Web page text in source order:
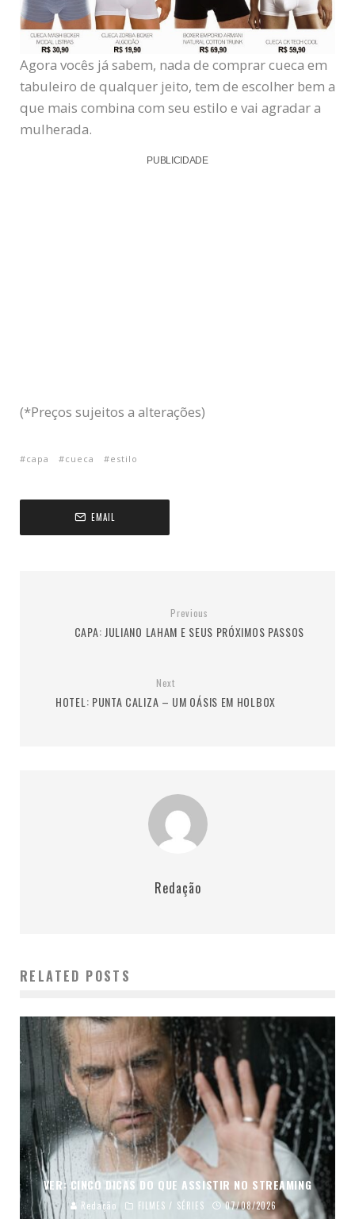
Agora vocês já sabem, nada de comprar cueca em
tabuleiro de qualquer jeito, tem de escolher bem a
que mais combina com seu estilo e vai agradar a
mulherada.
PUBLICIDADE
(*Preços sujeitos a alterações)
capa cueca estilo
EMAIL
Previous
CAPA: JULIANO LAHAM E SEUS PRÓXIMOS PASSOS
Next
HOTEL: PUNTA CALIZA – UM OÁSIS EM HOLBOX
Redação
RELATED POSTS
VER: CINCO DICAS DO QUE ASSISTIR NO STREAMING
Redação FILMES / SÉRIES 07/08/2026